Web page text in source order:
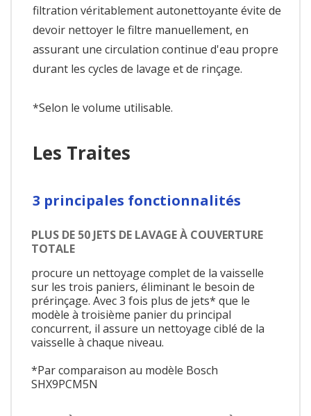
filtration véritablement autonettoyante évite de
devoir nettoyer le filtre manuellement, en
assurant une circulation continue d'eau propre
durant les cycles de lavage et de rinçage.
*Selon le volume utilisable.
Les Traites
3 principales fonctionnalités
PLUS DE 50 JETS DE LAVAGE À COUVERTURE
TOTALE
procure un nettoyage complet de la vaisselle
sur les trois paniers, éliminant le besoin de
prérinçage. Avec 3 fois plus de jets* que le
modèle à troisième panier du principal
concurrent, il assure un nettoyage ciblé de la
vaisselle à chaque niveau.
*Par comparaison au modèle Bosch
SHX9PCM5N